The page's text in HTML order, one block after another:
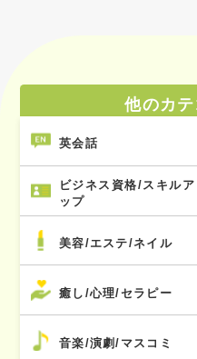
他のカ
英会話
ビジネス資格/スキルア
ップ
美容/エステ/ネイル
癒し/心理/セラピー
音楽/演劇/マスコミ